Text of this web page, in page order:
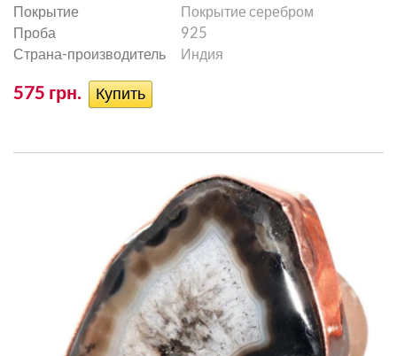
Покрытие
Покрытие серебром
Проба
925
Страна-производитель
Индия
575 грн.